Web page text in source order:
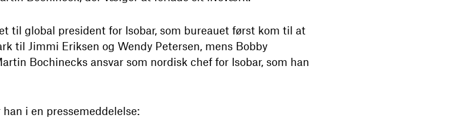
til global president for Isobar, som bureauet først kom til at
til Jimmi Eriksen og Wendy Petersen, mens Bobby
Bochinecks ansvar som nordisk chef for Isobar, som han
i en pressemeddelelse:­